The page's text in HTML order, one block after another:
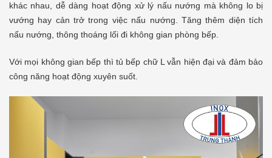
khác nhau, dễ dàng hoạt động xử lý nấu nướng mà không lo bị
vướng hay cản trở trong việc nấu nướng. Tăng thêm diện tích
nấu nướng, thông thoáng lối đi không gian phòng bếp.
Với mọi không gian bếp thì tủ bếp chữ L vẫn hiện đại và đảm bảo
công năng hoạt động xuyên suốt.